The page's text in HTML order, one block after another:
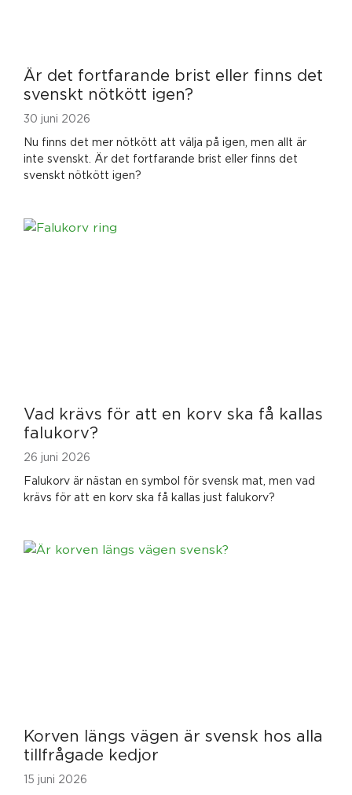
Är det fortfarande brist eller finns det
svenskt nötkött igen?
30 juni 2026
Nu finns det mer nötkött att välja på igen, men allt är
inte svenskt. Är det fortfarande brist eller finns det
svenskt nötkött igen?
Vad krävs för att en korv ska få kallas
falukorv?
26 juni 2026
Falukorv är nästan en symbol för svensk mat, men vad
krävs för att en korv ska få kallas just falukorv?
Korven längs vägen är svensk hos alla
tillfrågade kedjor
15 juni 2026